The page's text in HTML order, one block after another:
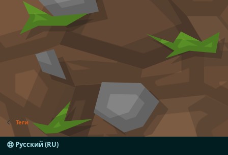
Теги
Русский (RU)